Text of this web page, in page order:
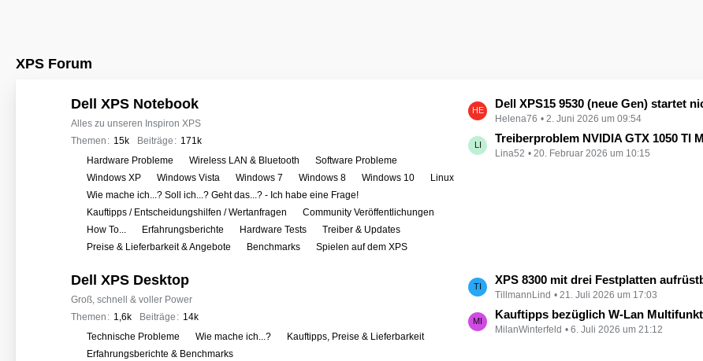
XPS Forum
Dell XPS Notebook
Alles zu unseren Inspiron XPS
Themen
15k Beiträge 171k
L
e
t
z
r
ä
g
e
Dell XPS15 9530 (neue Gen) startet nicht - kein booten, kein Licht - nichts tut sich - hat jemand eine Idee wie man ihn zum
Helena76 2. Juni 2026 um 09:54
Treiberproblem NVIDIA GTX 1050 TI MAX auf XPS 9570
Lina52 20. Februar 2026 um 10:15
r
e
n
Hardware Probleme Wireless LAN & Bluetooth
Software Probleme
Windows XP
Windows Vista Windows 7 Windows 8 Windows 10
Linux
Wie mache ich...? Soll ich...? Geht das...? - Ich habe eine Frage!
Kauftipps / Entscheidungshilfen / Wertanfragen
Community Veröffentlichungen
How To...
Erfahrungsberichte Hardware Tests
Treiber & Updates
Preise & Lieferbarkeit & Angebote
Benchmarks Spielen auf dem XPS
Dell XPS Desktop
Groß, schnell & voller Power
Themen
1,6k Beiträge 14k
L
e
t
z
XPS 8300 mit drei Festplatten
TillmannLind 21. Juli 2026 um 17:03
Kauftipps bezüglich W-Lan
MilanWinterfeld 6. Juli 2026 um 21:12
Technische Probleme Wie mache ich...?
Kauftipps, Preise & Lieferbarkeit
Erfahrungsberichte & Benchmarks